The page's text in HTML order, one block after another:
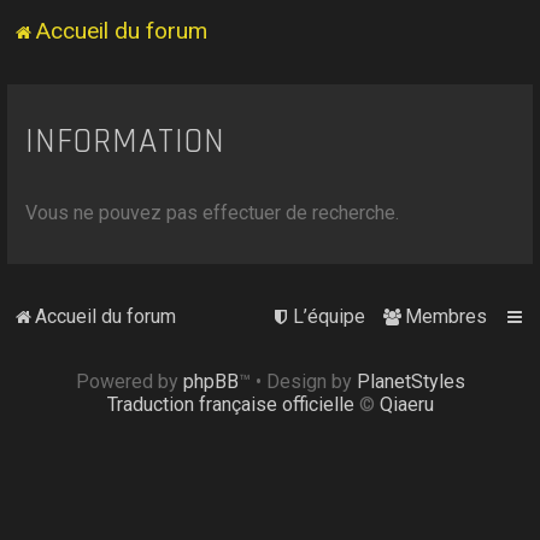
Accueil du forum
INFORMATION
Vous ne pouvez pas effectuer de recherche.
Accueil du forum Membres
L’équipe
Powered by phpBB™ • Design by PlanetStyles
Traduction française officielle © Qiaeru